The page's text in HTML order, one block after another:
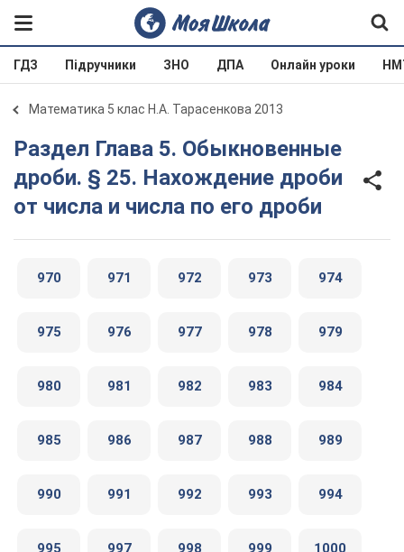
ГДЗ Підручники ЗНО ДПА Онлайн уроки
Математика 5 клас Н.А. Тарасенкова 2013
Раздел Глава 5. Обыкновенные
дроби. § 25. Нахождение дроби
от числа и числа по его дроби
970 971 972 973 974
975 976 977 978 979
980 981 982 983 984
985 986 987 988 989
990 991 992 993 994
995 997 998 999 1000